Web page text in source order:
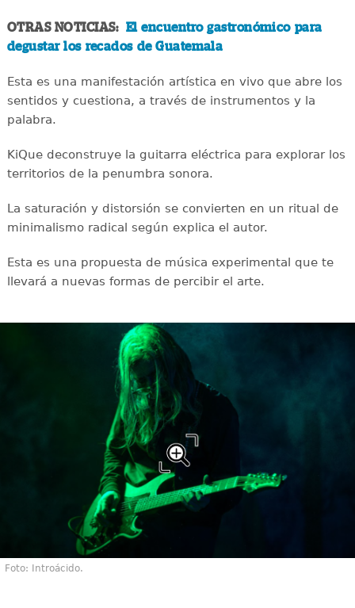
OTRAS NOTICIAS: El encuentro gastronómico para
degustar los recados de Guatemala
Esta es una manifestación artística en vivo que abre los
sentidos y cuestiona, a través de instrumentos y la
palabra.
KiQue deconstruye la guitarra eléctrica para explorar los
territorios de la penumbra sonora.
La saturación y distorsión se convierten en un ritual de
minimalismo radical según explica el autor.
Esta es una propuesta de música experimental que te
llevará a nuevas formas de percibir el arte.
Foto: Introácido.